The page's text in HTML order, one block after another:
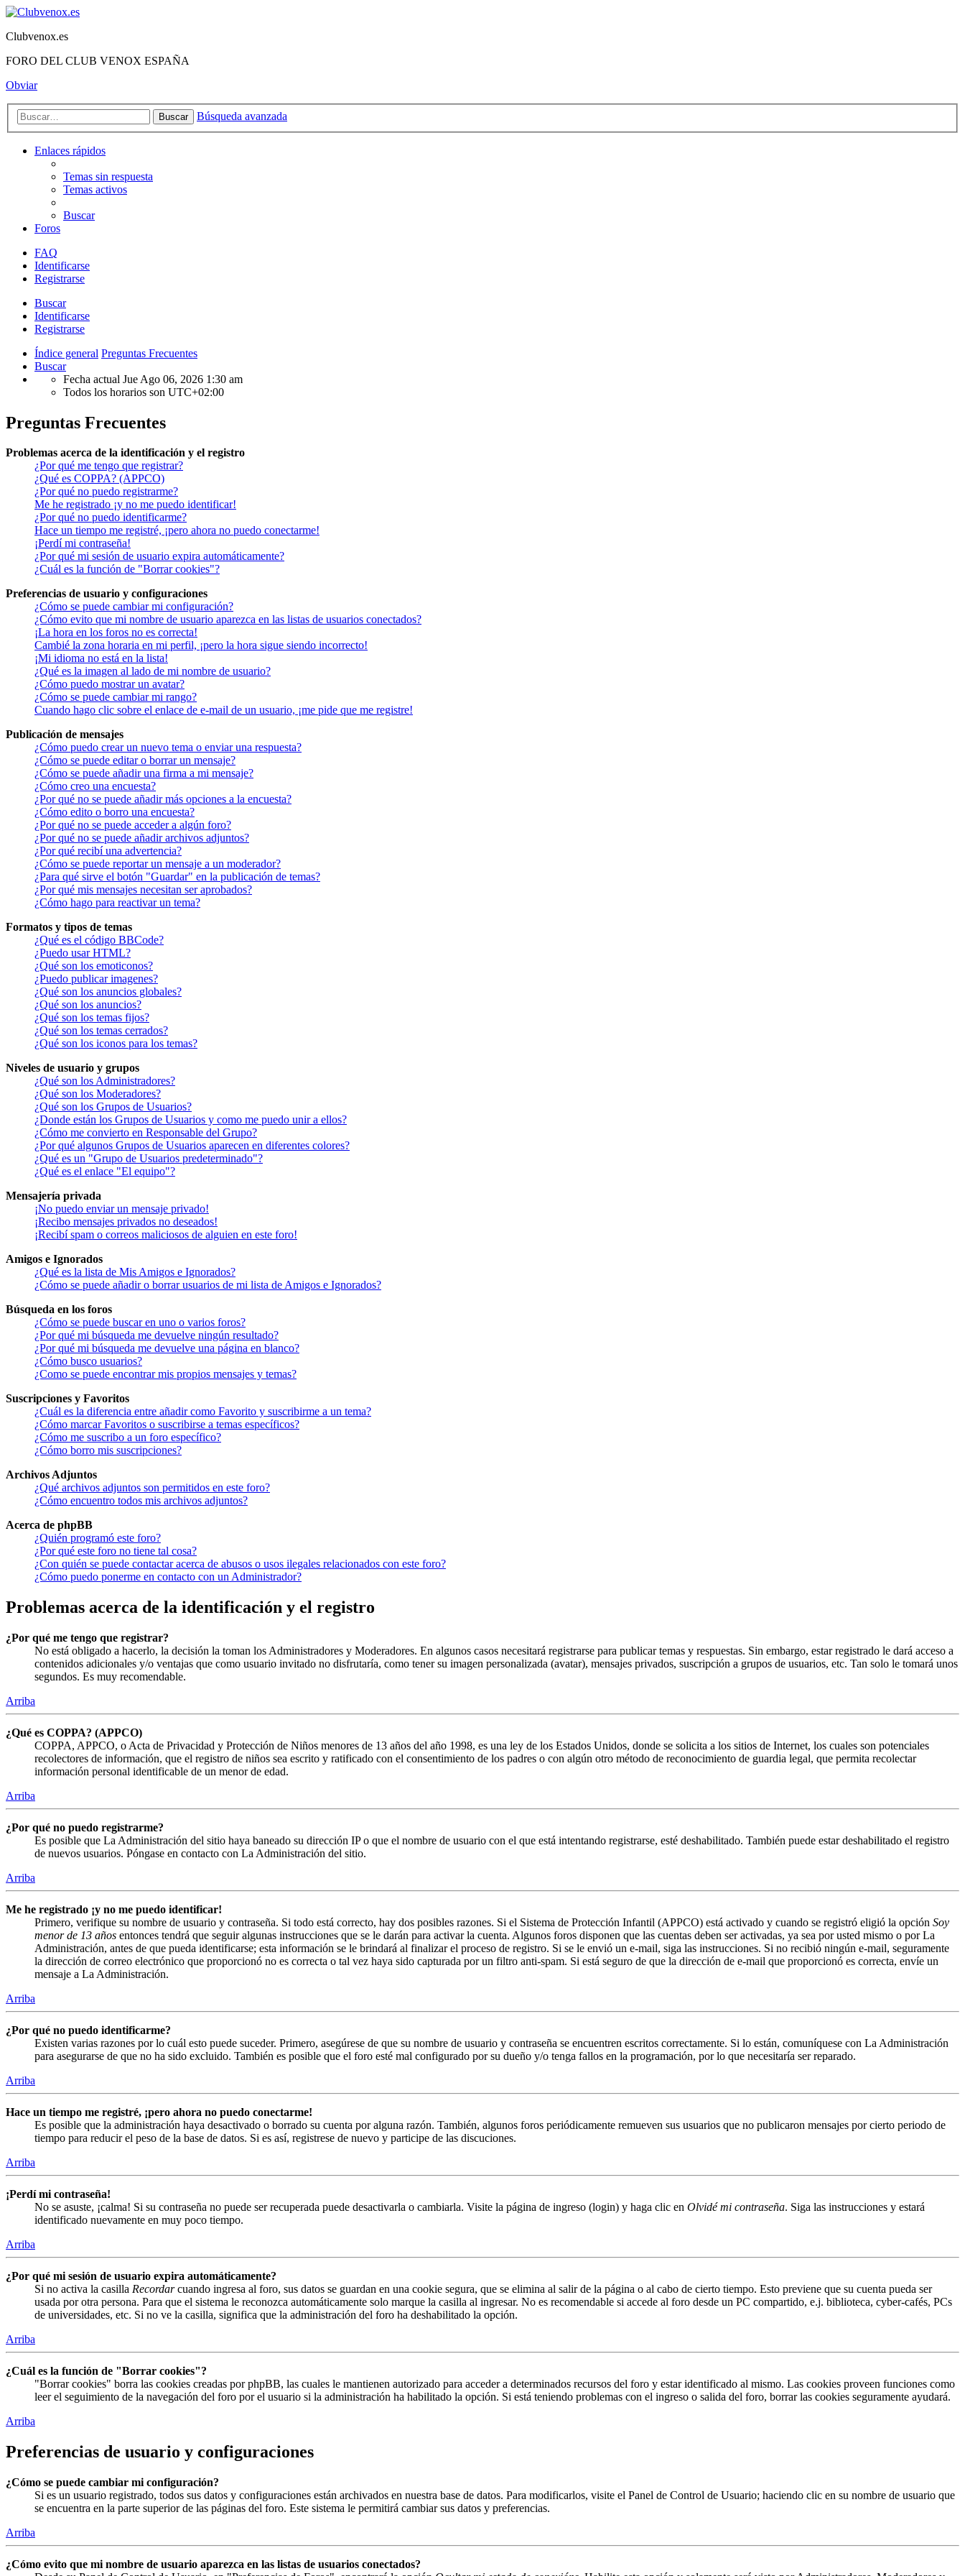
Clubvenox.es
FORO DEL CLUB VENOX ESPAÑA
Obviar
Buscar Búsqueda avanzada
Enlaces rápidos
Temas sin respuesta
Temas activos
Buscar
Foros
FAQ
Identificarse
Registrarse
Buscar
Identificarse
Registrarse
Índice general Preguntas Frecuentes
Buscar
Fecha actual Jue Ago 06, 2026 1:30 am
Todos los horarios son UTC+02:00
Preguntas Frecuentes
Problemas acerca de la identificación y el registro
¿Por qué me tengo que registrar?
¿Qué es COPPA? (APPCO)
¿Por qué no puedo registrarme?
Me he registrado ¡y no me puedo identificar!
¿Por qué no puedo identificarme?
Hace un tiempo me registré, ¡pero ahora no puedo conectarme!
¡Perdí mi contraseña!
¿Por qué mi sesión de usuario expira automáticamente?
¿Cuál es la función de "Borrar cookies"?
Preferencias de usuario y configuraciones
¿Cómo se puede cambiar mi configuración?
¿Cómo evito que mi nombre de usuario aparezca en las listas de usuarios conectados?
¡La hora en los foros no es correcta!
Cambié la zona horaria en mi perfil, ¡pero la hora sigue siendo incorrecto!
¡Mi idioma no está en la lista!
¿Qué es la imagen al lado de mi nombre de usuario?
¿Cómo puedo mostrar un avatar?
¿Cómo se puede cambiar mi rango?
Cuando hago clic sobre el enlace de e-mail de un usuario, ¡me pide que me registre!
Publicación de mensajes
¿Cómo puedo crear un nuevo tema o enviar una respuesta?
¿Cómo se puede editar o borrar un mensaje?
¿Cómo se puede añadir una firma a mi mensaje?
¿Cómo creo una encuesta?
¿Por qué no se puede añadir más opciones a la encuesta?
¿Cómo edito o borro una encuesta?
¿Por qué no se puede acceder a algún foro?
¿Por qué no se puede añadir archivos adjuntos?
¿Por qué recibí una advertencia?
¿Cómo se puede reportar un mensaje a un moderador?
¿Para qué sirve el botón "Guardar" en la publicación de temas?
¿Por qué mis mensajes necesitan ser aprobados?
¿Cómo hago para reactivar un tema?
Formatos y tipos de temas
¿Qué es el código BBCode?
¿Puedo usar HTML?
¿Qué son los emoticonos?
¿Puedo publicar imagenes?
¿Qué son los anuncios globales?
¿Qué son los anuncios?
¿Qué son los temas fijos?
¿Qué son los temas cerrados?
¿Qué son los iconos para los temas?
Niveles de usuario y grupos
¿Qué son los Administradores?
¿Qué son los Moderadores?
¿Qué son los Grupos de Usuarios?
¿Donde están los Grupos de Usuarios y como me puedo unir a ellos?
¿Cómo me convierto en Responsable del Grupo?
¿Por qué algunos Grupos de Usuarios aparecen en diferentes colores?
¿Qué es un "Grupo de Usuarios predeterminado"?
¿Qué es el enlace "El equipo"?
Mensajería privada
¡No puedo enviar un mensaje privado!
¡Recibo mensajes privados no deseados!
¡Recibí spam o correos maliciosos de alguien en este foro!
Amigos e Ignorados
¿Qué es la lista de Mis Amigos e Ignorados?
¿Cómo se puede añadir o borrar usuarios de mi lista de Amigos e Ignorados?
Búsqueda en los foros
¿Cómo se puede buscar en uno o varios foros?
¿Por qué mi búsqueda me devuelve ningún resultado?
¿Por qué mi búsqueda me devuelve una página en blanco?
¿Cómo busco usuarios?
¿Como se puede encontrar mis propios mensajes y temas?
Suscripciones y Favoritos
¿Cuál es la diferencia entre añadir como Favorito y suscribirme a un tema?
¿Cómo marcar Favoritos o suscribirse a temas específicos?
¿Cómo me suscribo a un foro específico?
¿Cómo borro mis suscripciones?
Archivos Adjuntos
¿Qué archivos adjuntos son permitidos en este foro?
¿Cómo encuentro todos mis archivos adjuntos?
Acerca de phpBB
¿Quién programó este foro?
¿Por qué este foro no tiene tal cosa?
¿Con quién se puede contactar acerca de abusos o usos ilegales relacionados con este foro?
¿Cómo puedo ponerme en contacto con un Administrador?
Problemas acerca de la identificación y el registro
¿Por qué me tengo que registrar?
No está obligado a hacerlo, la decisión la toman los Administradores y Moderadores. En algunos casos necesitará registrarse para publicar temas y respuestas. Sin embargo, estar registrado le dará acceso a
contenidos adicionales y/o ventajas que como usuario invitado no disfrutaría, como tener su imagen personalizada (avatar), mensajes privados, suscripción a grupos de usuarios, etc. Tan solo le tomará unos
segundos. Es muy recomendable.
Arriba
¿Qué es COPPA? (APPCO)
COPPA, APPCO, o Acta de Privacidad y Protección de Niños menores de 13 años del año 1998, es una ley de los Estados Unidos, donde se solicita a los sitios de Internet, los cuales son potenciales
recolectores de información, que el registro de niños sea escrito y ratificado con el consentimiento de los padres o con algún otro método de reconocimiento de guardia legal, que permita recolectar
información personal identificable de un menor de edad.
Arriba
¿Por qué no puedo registrarme?
Es posible que La Administración del sitio haya baneado su dirección IP o que el nombre de usuario con el que está intentando registrarse, esté deshabilitado. También puede estar deshabilitado el registro
de nuevos usuarios. Póngase en contacto con La Administración del sitio.
Arriba
Me he registrado ¡y no me puedo identificar!
Primero, verifique su nombre de usuario y contraseña. Si todo está correcto, hay dos posibles razones. Si el Sistema de Protección Infantil (APPCO) está activado y cuando se registró eligió la opción Soy
menor de 13 años entonces tendrá que seguir algunas instrucciones que se le darán para activar la cuenta. Algunos foros disponen que las cuentas deben ser activadas, ya sea por usted mismo o por La
Administración, antes de que pueda identificarse; esta información se le brindará al finalizar el proceso de registro. Si se le envió un e-mail, siga las instrucciones. Si no recibió ningún e-mail, seguramente
la dirección de correo electrónico que proporcionó no es correcta o tal vez haya sido capturada por un filtro anti-spam. Si está seguro de que la dirección de e-mail que proporcionó es correcta, envíe un
mensaje a La Administración.
Arriba
¿Por qué no puedo identificarme?
Existen varias razones por lo cuál esto puede suceder. Primero, asegúrese de que su nombre de usuario y contraseña se encuentren escritos correctamente. Si lo están, comuníquese con La Administración
para asegurarse de que no ha sido excluido. También es posible que el foro esté mal configurado por su dueño y/o tenga fallos en la programación, por lo que necesitaría ser reparado.
Arriba
Hace un tiempo me registré, ¡pero ahora no puedo conectarme!
Es posible que la administración haya desactivado o borrado su cuenta por alguna razón. También, algunos foros periódicamente remueven sus usuarios que no publicaron mensajes por cierto periodo de
tiempo para reducir el peso de la base de datos. Si es así, registrese de nuevo y participe de las discuciones.
Arriba
¡Perdí mi contraseña!
No se asuste, ¡calma! Si su contraseña no puede ser recuperada puede desactivarla o cambiarla. Visite la página de ingreso (login) y haga clic en Olvidé mi contraseña. Siga las instrucciones y estará
identificado nuevamente en muy poco tiempo.
Arriba
¿Por qué mi sesión de usuario expira automáticamente?
Si no activa la casilla Recordarcuando ingresa al foro, sus datos se guardan en una cookie segura, que se elimina al salir de la página o al cabo de cierto tiempo. Esto previene que su cuenta pueda ser
usada por otra persona. Para que el sistema le reconozca automáticamente solo marque la casilla al ingresar. No es recomendable si accede al foro desde un PC compartido, e.j. biblioteca, cyber-cafés, PCs
de universidades, etc. Si no ve la casilla, significa que la administración del foro ha deshabilitado la opción.
Arriba
¿Cuál es la función de "Borrar cookies"?
"Borrar cookies" borra las cookies creadas por phpBB, las cuales le mantienen autorizado para acceder a determinados recursos del foro y estar identificado al mismo. Las cookies proveen funciones como
leer el seguimiento de la navegación del foro por el usuario si la administración ha habilitado la opción. Si está teniendo problemas con el ingreso o salida del foro, borrar las cookies seguramente ayudará.
Arriba
Preferencias de usuario y configuraciones
¿Cómo se puede cambiar mi configuración?
Si es un usuario registrado, todos sus datos y configuraciones están archivados en nuestra base de datos. Para modificarlos, visite el Panel de Control de Usuario; haciendo clic en su nombre de usuario que
se encuentra en la parte superior de las páginas del foro. Este sistema le permitirá cambiar sus datos y preferencias.
Arriba
¿Cómo evito que mi nombre de usuario aparezca en las listas de usuarios conectados?